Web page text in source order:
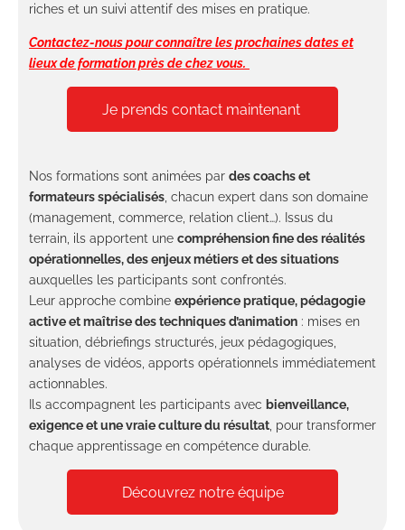
riches et un suivi attentif des mises en pratique.
Contactez-nouspour connaître les prochaines dates et
lieux de formation près de chez vous.
Je prends contact maintenant
Nos formations sont animées par des coachs et
formateurs spécialisés , chacun expert dans son domaine
(management, commerce, relation client…). Issus du
terrain, ils apportent une compréhension fine des réalités
opérationnelles, des enjeux métiers et des situations
auxquelles les participants sont confrontés.
Leur approche combine expérience pratique, pédagogie
active et maîtrise des techniques d’animation : mises en
situation, débriefings structurés, jeux pédagogiques,
analyses de vidéos, apports opérationnels immédiatement
actionnables.
Ils accompagnent les participants avec bienveillance,
exigence et une vraie culture du résultat , pour transformer
chaque apprentissage en compétence durable.
Découvrez notre équipe